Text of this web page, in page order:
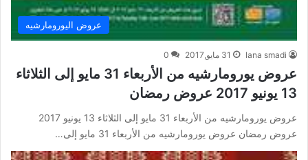
عروض اليورومارشيه
lana smadi 31 مايو,2017 0
عروض يورومارشيه من الأربعاء 31 مايو إلى الثلاثاء
13 يونيو 2017 عروض رمضان
عروض يورومارشيه من الأربعاء 31 مايو إلى الثلاثاء 13 يونيو 2017
عروض رمضان عروض يورومارشيه من الأربعاء 31 مايو إلى…